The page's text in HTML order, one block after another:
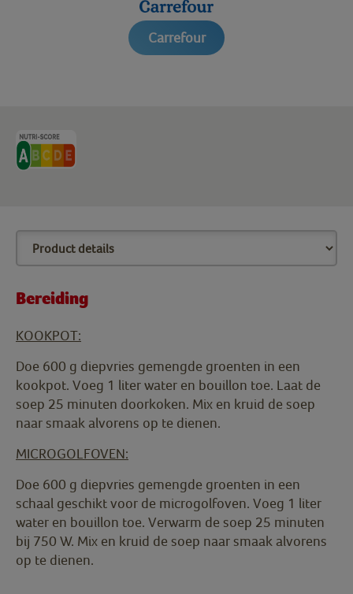
Carrefour
Bereiding
KOOKPOT:
Doe 600 g diepvries gemengde groenten in een
kookpot. Voeg 1 liter water en bouillon toe. Laat de
soep 25 minuten doorkoken. Mix en kruid de soep
naar smaak alvorens op te dienen.
MICROGOLFOVEN:
Doe 600 g diepvries gemengde groenten in een
schaal geschikt voor de microgolfoven. Voeg 1 liter
water en bouillon toe. Verwarm de soep 25 minuten
bij 750 W. Mix en kruid de soep naar smaak alvorens
op te dienen.